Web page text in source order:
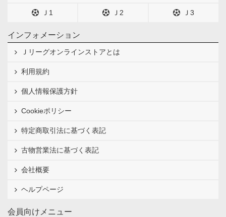
Ｊ1 Ｊ2 Ｊ3
インフォメーション
Ｊリーグオンラインストアとは
利用規約
個人情報保護方針
Cookieポリシー
特定商取引法に基づく表記
古物営業法に基づく表記
会社概要
ヘルプページ
会員向けメニュー